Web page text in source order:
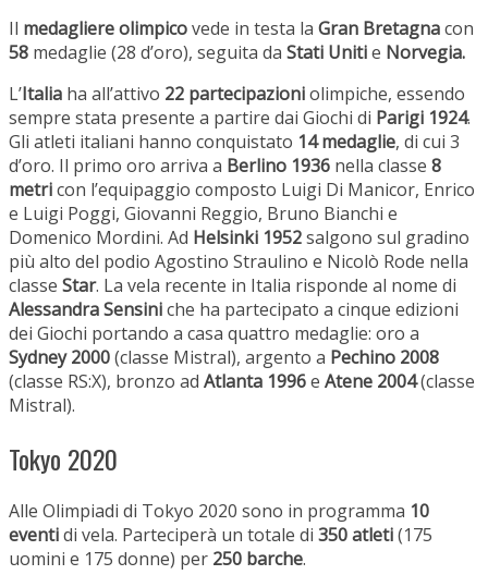
Il medagliere olimpicovede in testa la Gran Bretagnacon
58 medaglie (28 d’oro), seguita da Stati Unitie Norvegia.
L’Italia ha all’attivo 22 partecipazioniolimpiche, essendo
sempre stata presente a partire dai Giochi di Parigi 1924.
Gli atleti italiani hanno conquistato 14 medaglie, di cui 3
d’oro. Il primo oro arriva a Berlino 1936 nella classe 8
metricon l’equipaggio composto Luigi Di Manicor, Enrico
e Luigi Poggi, Giovanni Reggio, Bruno Bianchi e
Domenico Mordini. Ad Helsinki 1952salgono sul gradino
più alto del podio Agostino Straulino e Nicolò Rode nella
classe Star. La vela recente in Italia risponde al nome di
Alessandra Sensiniche ha partecipato a cinque edizioni
dei Giochi portando a casa quattro medaglie: oro a
Sydney 2000(classe Mistral), argento a Pechino 2008
(classe RS:X), bronzo ad Atlanta 1996e Atene 2004(classe
Mistral).
Tokyo 2020
Alle Olimpiadi di Tokyo 2020 sono in programma 10
eventidi vela. Parteciperà un totale di 350 atleti(175
uomini e 175 donne) per 250 barche.